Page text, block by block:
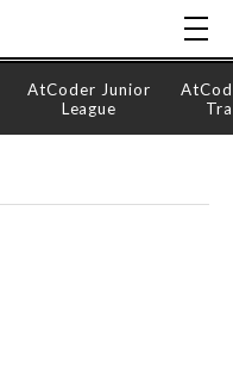
AtCoder Junior
League